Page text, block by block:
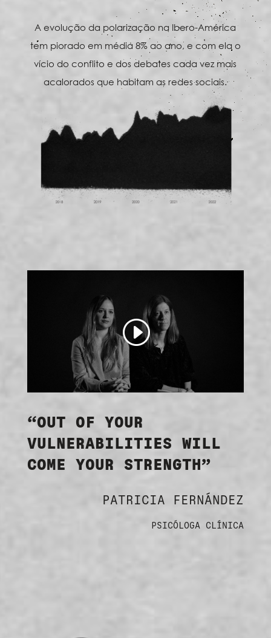
A evolução da polarização na Ibero-América
tem piorado em média 8% ao ano, e com ela o
vício do conflito e dos debates cada vez mais
acalorados que habitam as redes sociais.
“OUT OF YOUR
VULNERABILITIES WILL
COME YOUR STRENGTH”
PATRICIA FERNÁNDEZ
PSICÓLOGA CLÍNICA